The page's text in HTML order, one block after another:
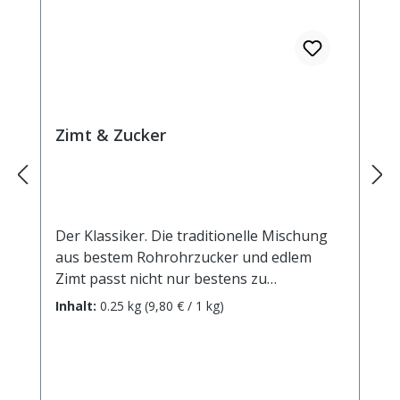
Lehre verdauungsfördernde Wirkung
zugeschrieben. Außerdem ist er durch
Nährstoffquelle.
Zimt & Zucker
Der Klassiker. Die traditionelle Mischung
aus bestem Rohrohrzucker und edlem
Zimt passt nicht nur bestens zu
Mehlspeisen aller Art. Ihrer Phantasie sind
Inhalt: 0.25 kg (9,80 € / 1 kg)